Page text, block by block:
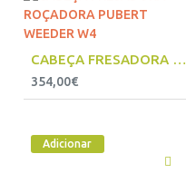
CABEÇA FRESADORA ROÇADORA PUBERT WEEDER W4
354,00€
Adicionar